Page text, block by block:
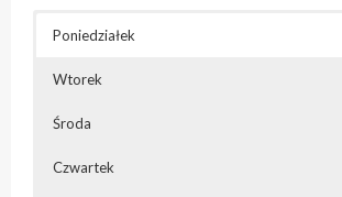
Poniedziałek
Wtorek
Środa
Czwartek